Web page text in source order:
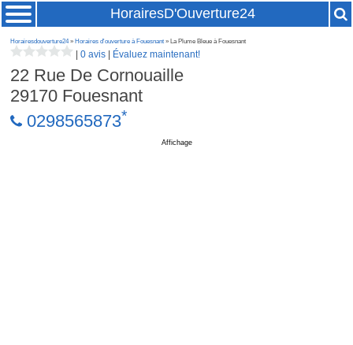
HorairesD'Ouverture24
Horairesdouverture24» Horaires d'ouverture à Fouesnant » La Plume Bleue à Fouesnant
|0 avis Évaluez maintenant!
22 Rue De Cornouaille
29170 Fouesnant
0298565873*
Affichage